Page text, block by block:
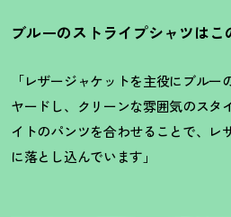
ブルーのストライプシャツはこ
「レザージャケットを主役にブル
ヤードし、クリーンな雰囲気のスタ
イトのパンツを合わせることで、レ
に落とし込んでいます」